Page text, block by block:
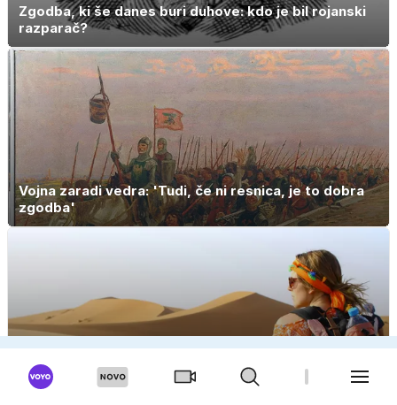
Zgodba, ki še danes buri duhove: kdo je bil rojanski
razparač?
Vojna zaradi vedra: 'Tudi, če ni resnica, je to dobra
zgodba'
Sam po svetu? 'Svoboda, spontanost in zgodbe, ki
jih ne zmanjka'